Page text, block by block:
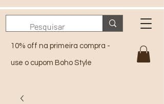
10% off na primeira compra -
use o cupom Boho Style